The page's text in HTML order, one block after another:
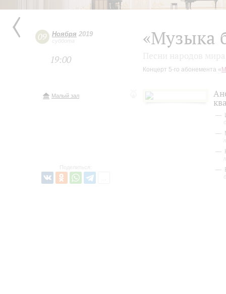
09 Ноября 2019
суббота
19:00
Малый зал
Поделиться:
«Музыка
Концерт 5-го абонемента «